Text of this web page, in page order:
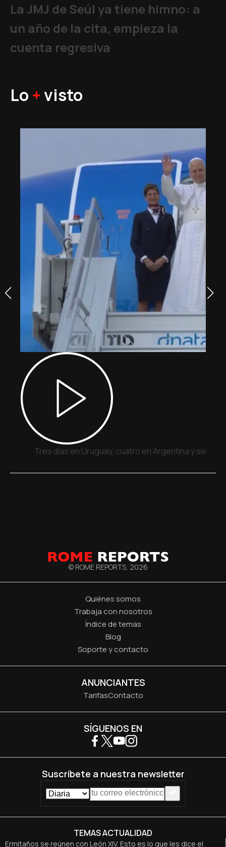
La JMJ de Seúl ya tiene himno: a
un año de la cita, empieza la
cuenta regresiva
Lo +visto
Tres días en Uruguay, cuatro en Argentina y siete
© ROME REPORTS, 2026
Quiénes somos
Trabaja con nosotros
Índice de temas
Blog
Soporte y contacto
ANUNCIANTES
TarifasContacto
TEMAS ACTUALIDAD
Ermitaños se reúnen con León XIV. Esto es lo que les dice el
SÍGUENOS EN
Suscríbete a nuestra newsletter